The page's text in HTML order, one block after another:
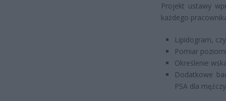
Projekt ustawy
każdego
Lipidogram,
Pomiar
Określenie
Dodatkowe
PSA dla